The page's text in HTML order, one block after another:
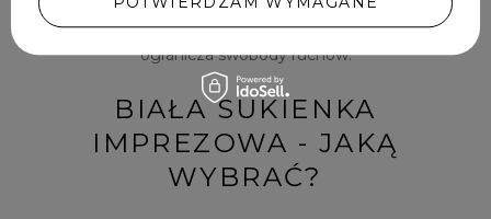
też uwagę na dodatek elastanu ? to tkanina, która sprawia,
że kreacja dobrze przylega do ciała, ale przy tym nie
ogranicza swobody ruchów.
BIAŁA SUKIENKA
IMPREZOWA - JAKĄ
WYBRAĆ?